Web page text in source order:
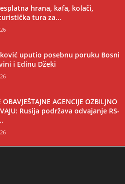
hrana, kafa, kolači,
tura za...
uputio posebnu poruku Bosni
i Edinu Džeki
AGENCIJE OZBILJNO
Rusija podržava odvajanje RS-